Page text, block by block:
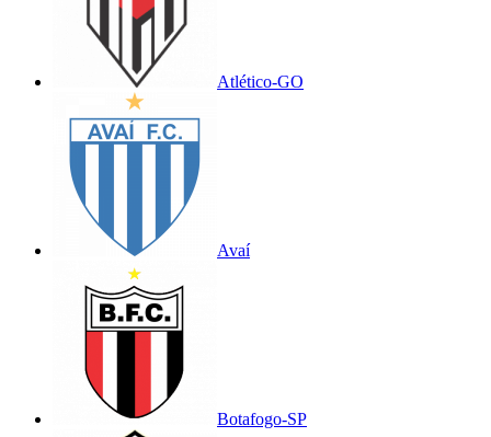
Atlético-GO
Avaí
Botafogo-SP